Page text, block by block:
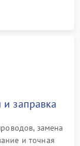
и заправка
замена
и точная